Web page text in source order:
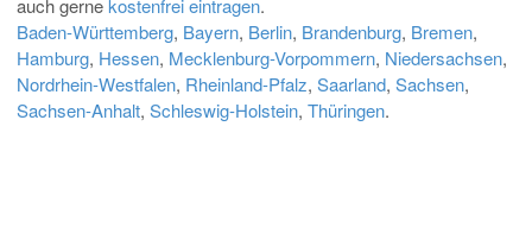
auch gernekostenfrei eintragen.
Baden-Württemberg, Bayern, Berlin, Brandenburg, Bremen,
Hamburg, Hessen, Mecklenburg-Vorpommern, Niedersachsen,
Nordrhein-Westfalen, Rheinland-Pfalz, Saarland, Sachsen,
Sachsen-Anhalt, Schleswig-Holstein, Thüringen.